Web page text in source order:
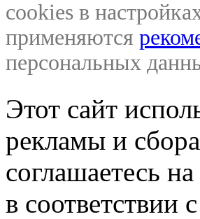
cookies в
применяются
персональных
Этот сайт
рекламы и
соглашаетесь
в соответствии